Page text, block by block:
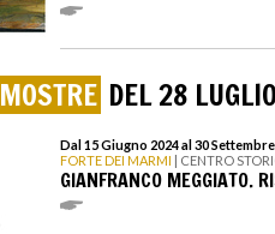
MOSTRE DEL 28
Dal 15 Giugno 2024 al 30
FORTE DEI MARMI | CENTRO
GIANFRANCO MEGGIATO.